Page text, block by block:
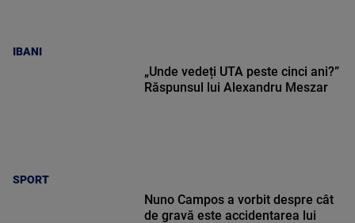
IBANI
SPORT
„Unde vedeți UTA peste cinci ani?”
Răspunsul lui Alexandru Meszar
Nuno Campos a vorbit despre cât
de gravă este accidentarea lui